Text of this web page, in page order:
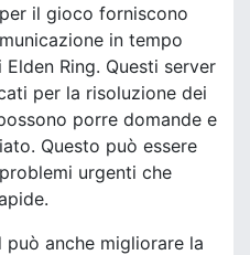
il gioco forniscono
in tempo
Ring. Questi server
per la risoluzione dei
porre domande e
Questo può essere
urgenti che
anche migliorare la